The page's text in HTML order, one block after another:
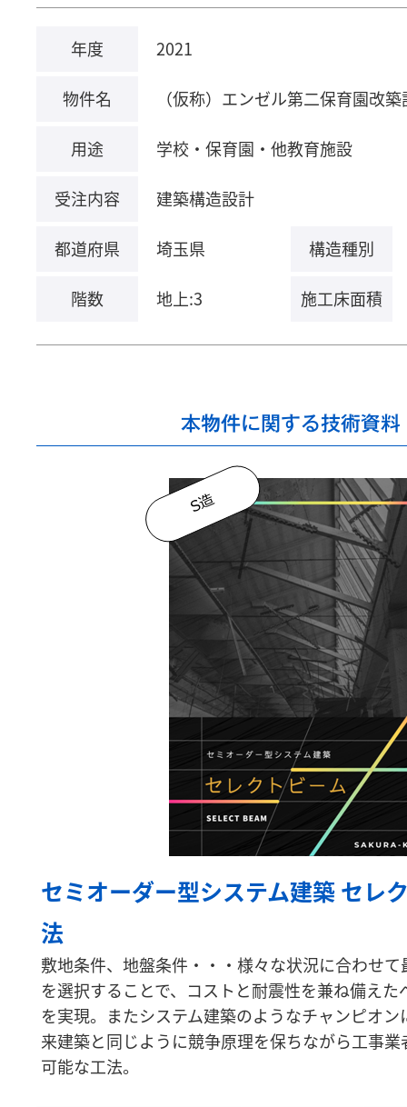
年度 2021
物件名 （仮称）エンゼル第二保育園改
用途 学校・保育園・他教育施設
受注内容 建築構造設計
都道府県 埼玉県 構造種別
階数 地上:3 施工床面積
本物件に関する技術資料
セミオーダー型システム建築 セレ
法
敷地条件、地盤条件・・・様々な状況に合わせ
を選択することで、コストと耐震性を兼ね備え
を実現。またシステム建築のようなチャンピオ
来建築と同じように競争原理を保ちながら工事
可能な工法。